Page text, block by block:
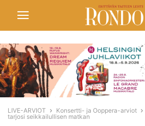
LIVE-ARVIOT Konsertti- ja Ooppera-arviot
tarjosi seikkailullisen matkan